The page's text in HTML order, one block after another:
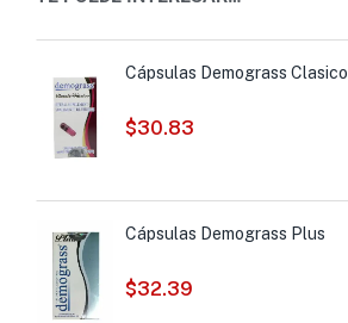
Cápsulas Demograss Clasico
$30.83
Cápsulas Demograss Plus
$32.39